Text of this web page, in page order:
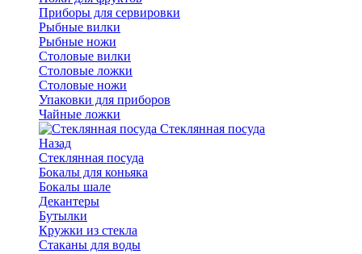
Приборы для сервировки
Рыбные вилки
Рыбные ножи
Столовые вилки
Столовые ложки
Столовые ножи
Упаковки для приборов
Чайные ложки
Стеклянная посуда
Назад
Стеклянная посуда
Бокалы для коньяка
Бокалы шале
Декантеры
Бутылки
Кружки из стекла
Стаканы для воды